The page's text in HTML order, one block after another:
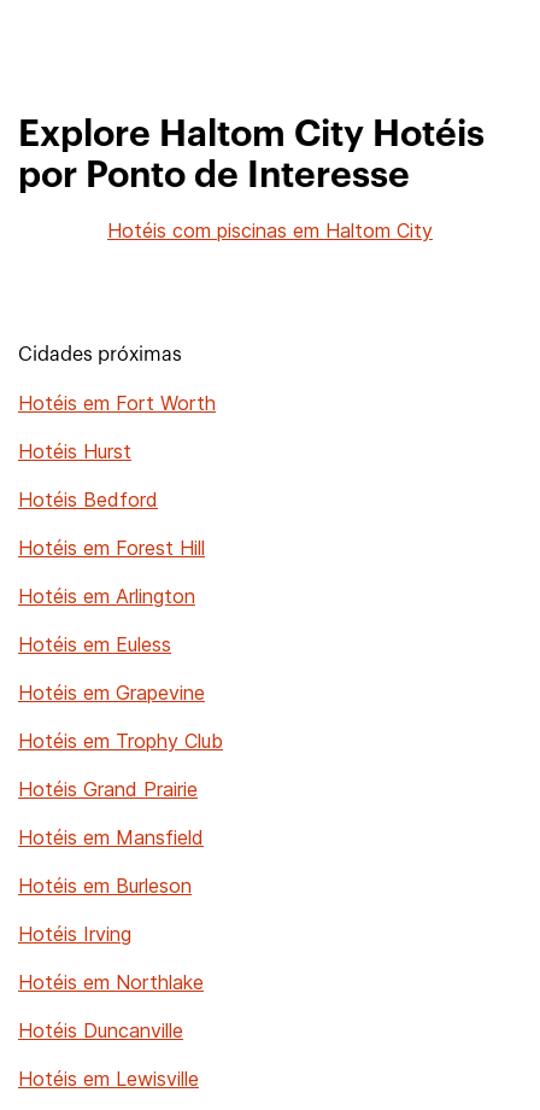
Explore Haltom City Hotéis
por Ponto de Interesse
Hotéis com piscinas em Haltom City
Cidades próximas
Hotéis em Fort Worth
Hotéis Hurst
Hotéis Bedford
Hotéis em Forest Hill
Hotéis em Arlington
Hotéis em Euless
Hotéis em Grapevine
Hotéis em Trophy Club
Hotéis Grand Prairie
Hotéis em Mansfield
Hotéis em Burleson
Hotéis Irving
Hotéis em Northlake
Hotéis Duncanville
Hotéis em Lewisville